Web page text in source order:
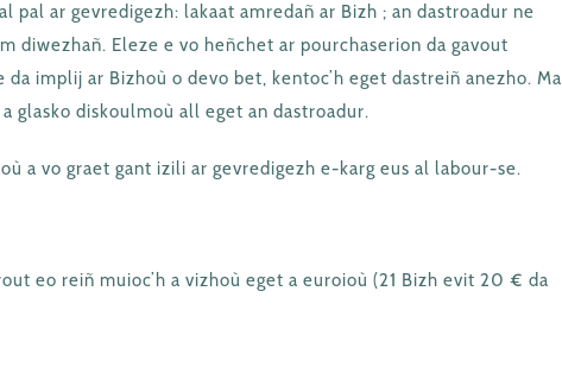
pal ar gevredigezh: lakaat amredañ ar Bizh ; an dastroadur ne
diwezhañ. Eleze e vo heñchet ar pourchaserion da gavout
da implij ar Bizhoù o devo bet, kentoc’h eget dastreiñ anezho. Ma
glasko diskoulmoù all eget an dastroadur.
a vo graet gant izili ar gevredigezh e-karg eus al labour-se.
eo reiñ muioc’h a vizhoù eget a euroioù (21 Bizh evit 20 € da